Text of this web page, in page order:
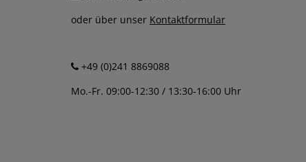
oder über unser Kontaktformular
+49 (0)241 8869088
Mo.-Fr. 09:00-12:30 / 13:30-16:00 Uhr